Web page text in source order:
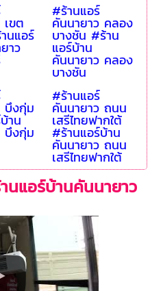
ขต
นแอร์
าว
#ร้านแอร์
คันนายาว คลอง
บางชัน #ร้าน
แอร์บ้าน
คันนายาว คลอง
บางชัน
บึงกุ่ม
าน
บึงกุ่ม
#ร้านแอร์
คันนายาว ถนน
เสรีไทยฟากใต้
#ร้านแอร์บ้าน
คันนายาว ถนน
เสรีไทยฟากใต้
นแอร์บ้านคันนายาว